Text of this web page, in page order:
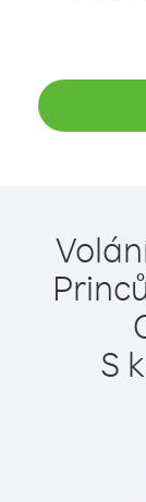
S